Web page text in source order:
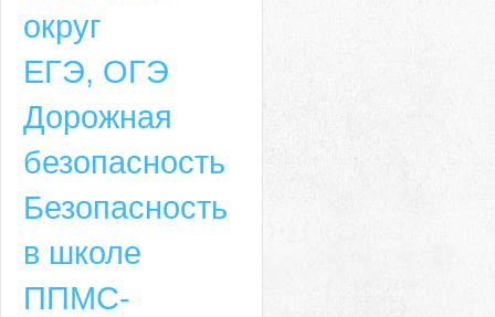
округ
ЕГЭ, ОГЭ
Дорожная
безопасность
Безопасность
в школе
ППМС-